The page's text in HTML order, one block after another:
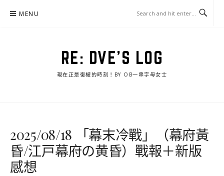
MENU
RE: DVE'S LOG
現在正是復權的時刻！BY OB一串字母女士
2025/08/18 「幕末冷戰」（幕府黃
昏/江戸幕府の黄昏）戰報＋新版
感想